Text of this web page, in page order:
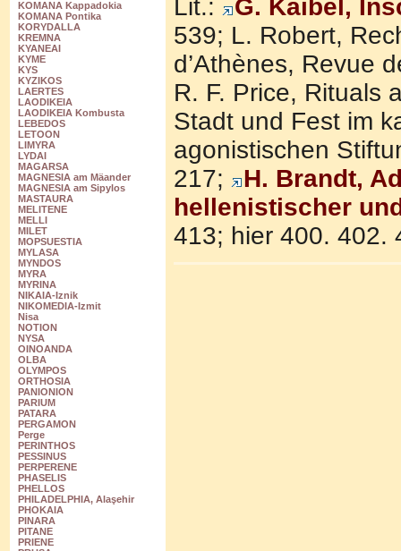
KOMANA Kappadokia
KOMANA Pontika
KORYDALLA
KREMNA
KYANEAI
KYME
KYS
KYZIKOS
LAERTES
LAODIKEIA
LAODIKEIA Kombusta
LEBEDOS
LETOON
LIMYRA
LYDAI
MAGARSA
MAGNESIA am Mäander
MAGNESIA am Sipylos
MASTAURA
MELITENE
MELLI
MILET
MOPSUESTIA
MYLASA
MYNDOS
MYRA
MYRINA
NIKAIA-Iznik
NIKOMEDIA-Izmit
Nisa
NOTION
NYSA
OINOANDA
OLBA
OLYMPOS
ORTHOSIA
PANIONION
PARIUM
PATARA
PERGAMON
Perge
PERINTHOS
PESSINUS
PERPERENE
PHASELIS
PHELLOS
PHILADELPHIA, Alaşehir
PHOKAIA
PINARA
PITANE
PRIENE
Lit.:
G. Kaibel,
539; L. Robert,
d’Athènes, Revue
R. F. Price, Rituals
Stadt und Fest im
agonistischen
217;
H. Brandt,
hellenistischer
413; hier 400. 402.